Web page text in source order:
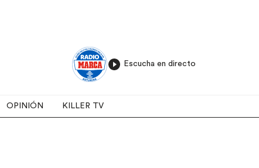
Escucha en directo
OPINIÓN KILLER TV